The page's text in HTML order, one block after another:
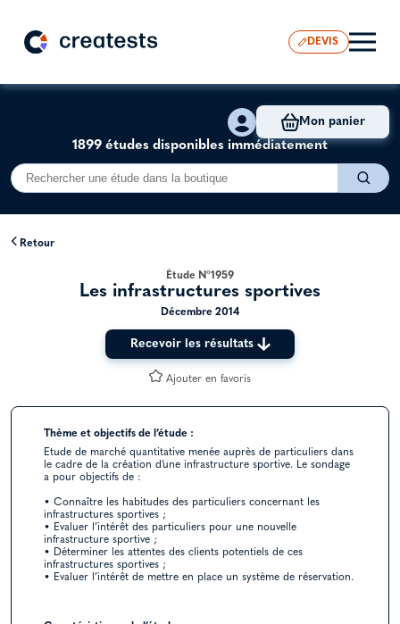
DEVIS
1899 études disponibles immédiatement
Mon panier
Retour
Étude N°1959
Les infrastructures sportives
Décembre 2014
Recevoir les résultats
Ajouter en favoris
Thème et objectifs de l’étude :
Etude de marché quantitative menée auprès de particuliers dans
le cadre de la création d’une infrastructure sportive. Le sondage
a pour objectifs de :
• Connaître les habitudes des particuliers concernant les
infrastructures sportives ;
• Evaluer l’intérêt des particuliers pour une nouvelle
infrastructure sportive ;
• Déterminer les attentes des clients potentiels de ces
infrastructures sportives ;
• Evaluer l’intérêt de mettre en place un système de réservation.